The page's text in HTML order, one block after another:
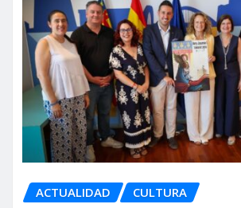
ACTUALIDAD CULTURA